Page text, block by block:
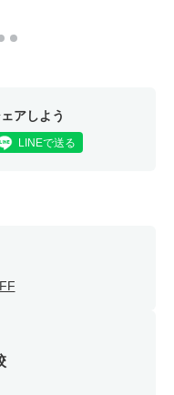
アしよう
LINEで送る